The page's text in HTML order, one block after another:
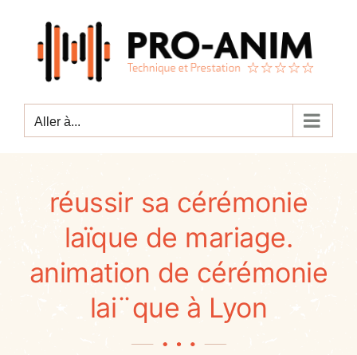
contenu
Aller à...
réussir sa cérémonie
laïque de mariage.
animation de cérémonie
lai¨que à Lyon